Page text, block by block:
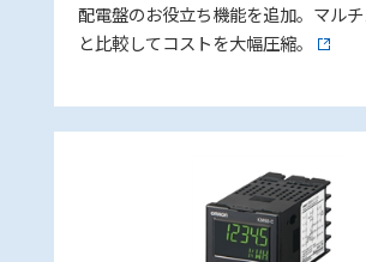
配電盤のお役立ち機能を追加。マル
と比較してコストを大幅圧縮。